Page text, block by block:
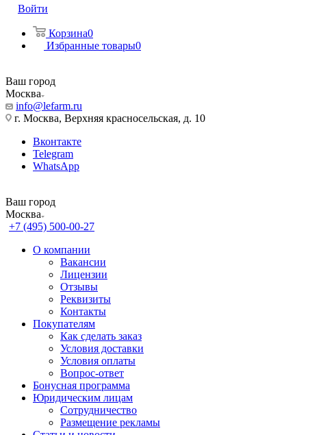
Войти
Корзина0
Избранные товары0
Ваш город
Москва
info@lefarm.ru
г. Москва, Верхняя красносельская, д. 10
Вконтакте
Telegram
WhatsApp
Ваш город
Москва
+7 (495) 500-00-27
О компании
Вакансии
Лицензии
Отзывы
Реквизиты
Контакты
Покупателям
Как сделать заказ
Условия доставки
Условия оплаты
Вопрос-ответ
Бонусная программа
Юридическим лицам
Сотрудничество
Размещение рекламы